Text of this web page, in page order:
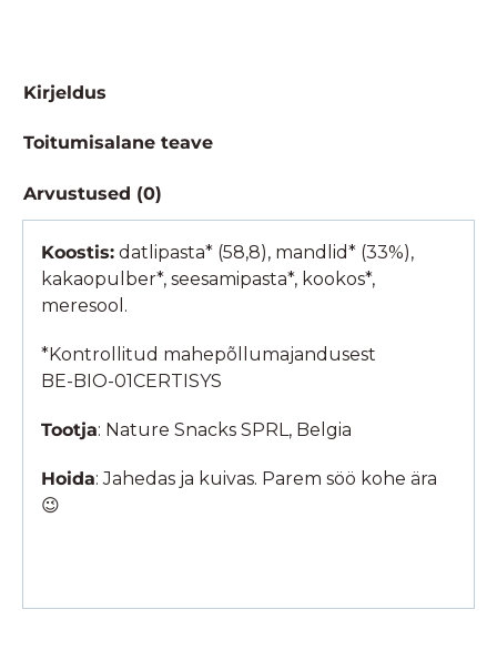
Kirjeldus
Toitumisalane teave
Arvustused (0)
Koostis: datlipasta* (58,8), mandlid* (33%),
kakaopulber*, seesamipasta*, kookos*,
meresool.
*Kontrollitud mahepõllumajandusest
BE-BIO-01CERTISYS
Tootja: Nature Snacks SPRL, Belgia
Hoida: Jahedas ja kuivas. Parem söö kohe ära
😉